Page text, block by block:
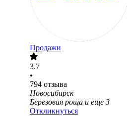
Продажи
3.7
•
794 отзыва
Новосибирск
Березовая роща и еще 3
Откликнуться